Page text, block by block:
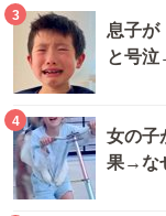
3
息子が
と号
4
女の子
果→な